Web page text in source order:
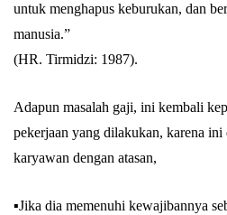
untuk menghapus keburukan, dan
manusia.”
(HR. Tirmidzi: 1987).
Adapun masalah gaji, ini kembali
pekerjaan yang dilakukan, karena
karyawan dengan atasan,
▪️Jika dia memenuhi kewajibannya